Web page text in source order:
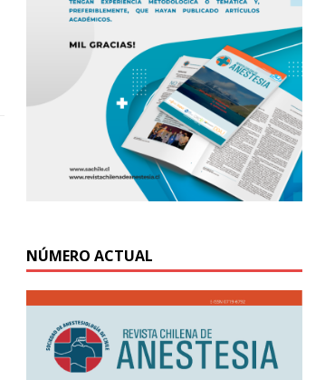
NÚMERO ACTUAL